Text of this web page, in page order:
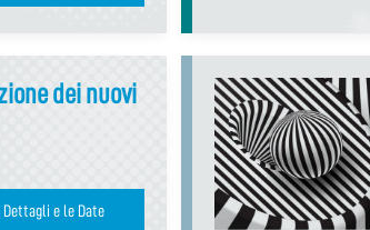
dei nuovi
e le Date